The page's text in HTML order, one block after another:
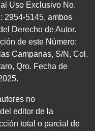
Uso Exclusivo No.
: 2954-5145, ambos
Derecho de Autor.
de este Número:
Campanas, S/N , Col.
Qro. Fecha de
.
no
editor de la
total o parcial de